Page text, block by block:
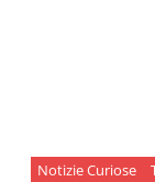
Notizie Curiose